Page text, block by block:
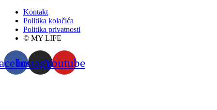
Kontakt
Politika kolačića
Politika privatnosti
© MY LIFE
InstagramYoutube